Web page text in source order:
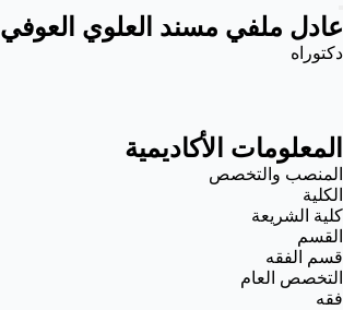
عادل ملفي مسند العلوي العوفي
دكتوراه
المعلومات الأكاديمية
المنصب والتخصص
الكلية
كلية الشريعة
القسم
قسم الفقه
التخصص العام
فقه